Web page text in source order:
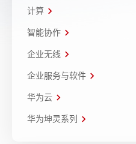
计算
智能协作
企业无线
企业服务与软件
华为云
华为坤灵系列